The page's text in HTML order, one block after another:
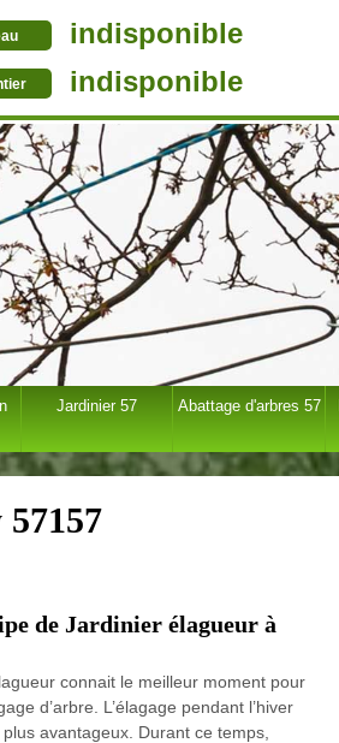
indisponible
indisponible
Jardinier 57 Abattage d'arbres 57
de Jardinier élagueur à
connait le meilleur moment pour
d’arbre. L’élagage pendant l’hiver
avantageux. Durant ce temps,